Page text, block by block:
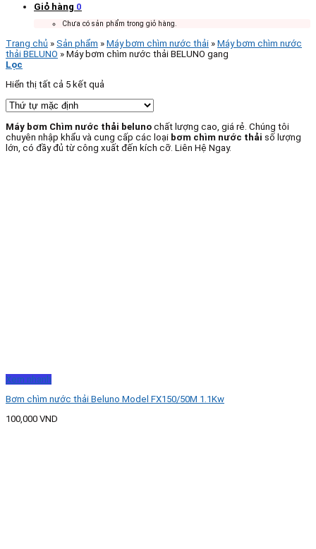
Giỏ hàng 0
Chưa có sản phẩm trong giỏ hàng.
Trang chủ » Sản phẩm » Máy bơm chìm nước thải » Máy bơm chìm nước
thải BELUNO » Máy bơm chìm nước thải BELUNO gang
Lọc
Hiển thị tất cả 5 kết quả
Máy bơm Chìm nước thải beluno chất lượng cao, giá rẻ. Chúng tôi
chuyên nhập khẩu và cung cấp các loại bơm chìm nước thải số lượng
lớn, có đầy đủ từ công xuất đến kích cỡ. Liên Hệ Ngay.
Xem nhanh
Bơm chìm nước thải Beluno Model FX150/50M 1.1Kw
100,000 VND